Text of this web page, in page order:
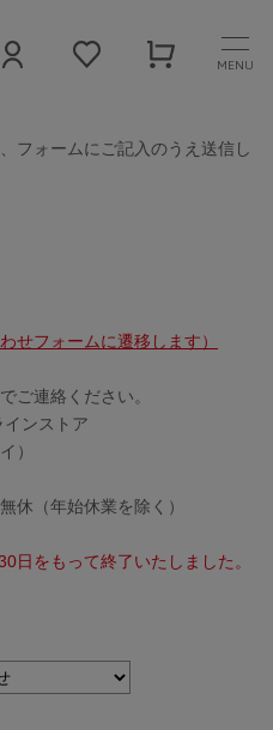
MENU
フォームにご記入のうえ送信し
せフォームに遷移します）
ご連絡ください。
ンストア
）
（年始休業を除く）
日をもって終了いたしました。